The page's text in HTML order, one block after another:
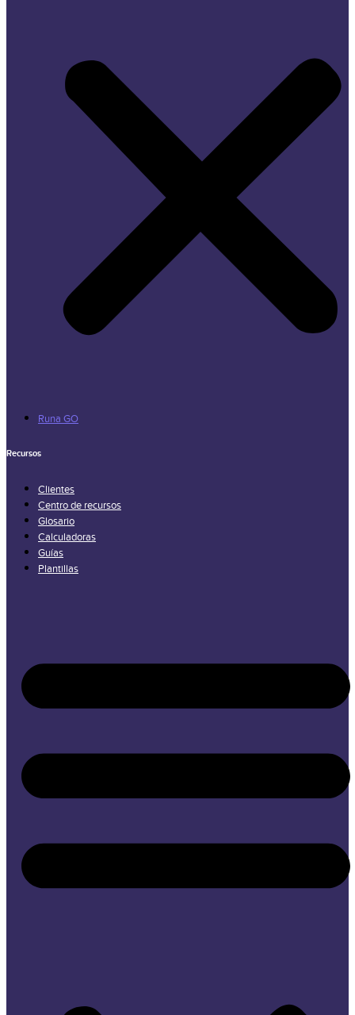
Runa GO
Recursos
Clientes
Centro de recursos
Glosario
Calculadoras
Guías
Plantillas